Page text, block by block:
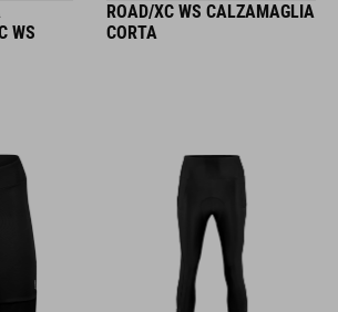
WS
ROAD/XC WS CALZAMAGLIA
CORTA